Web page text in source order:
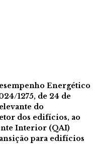
Energético
1275, de 24 de
do
dos edifícios, ao
Interior (QAI)
para edifícios